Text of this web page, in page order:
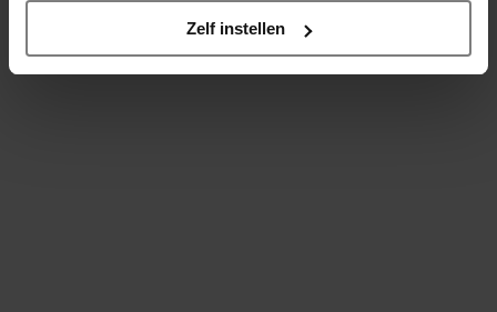
Zelf instellen